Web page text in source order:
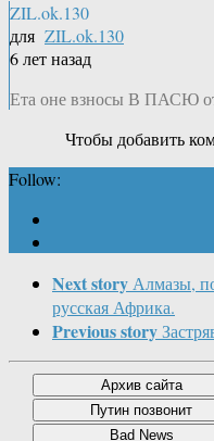
ZIL.ok.130
для ZIL.ok.130
6 лет назад
Ета оне взносы В ПАСЮ
Чтобы добавить
Follow:
Next storyАлмазы,
русская Африка.
Previous story